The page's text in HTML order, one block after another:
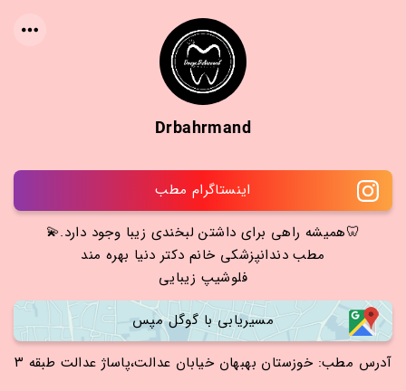
Drbahrmand
اینستاگرام مطب
🦷همیشه راهی برای داشتن لبخندی زیبا وجود دارد.💫
مطب دندانپزشکی خانم دکتر دنیا بهره مند
فلوشیپ زیبایی
مسیریابی با گوگل مپس
آدرس مطب: خوزستان بهبهان خیابان عدالت،پاساژ عدالت طبقه ۳